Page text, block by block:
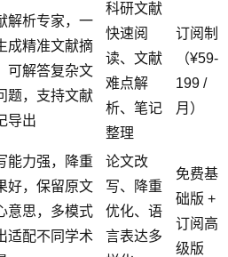
解析专家，一
成精准文献摘
可解答复杂文
题，支持文献
导出
科研文献
快速阅
读、文献
难点解
析、笔记
整理
订阅制
（¥59-
199 /
月）
能力强，降重
好，保留原文
意思，多模式
适配不同学术
论文改
写、降重
优化、语
言表达多
免费基
础版 +
订阅高
级版